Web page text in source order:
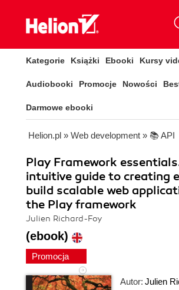
Kategorie Książki Ebooki Kursy
Audiobooki Promocje Nowości
Darmowe ebooki
Helion.pl » Web development » 📚 API
Play Framework
intuitive guide to creating
build scalable web
the Play framework
Julien Richard-Foy
(ebook)
Promocja
Autor: Julien